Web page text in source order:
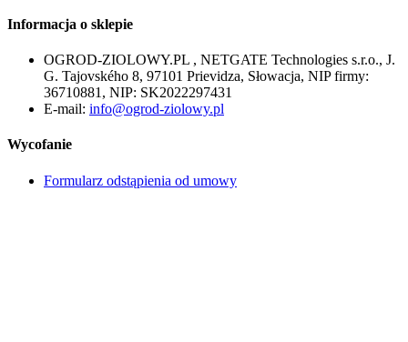
Informacja o sklepie
OGROD-ZIOLOWY.PL , NETGATE Technologies s.r.o., J.
G. Tajovského 8, 97101 Prievidza, Słowacja, NIP firmy:
36710881, NIP: SK2022297431
E-mail: info@ogrod-ziolowy.pl
Wycofanie
Formularz odstąpienia od umowy